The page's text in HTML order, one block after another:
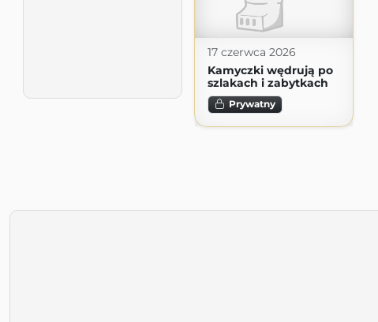
17 czerwca 2026
Kamyczki wędrują po
szlakach i zabytkach
Prywatny